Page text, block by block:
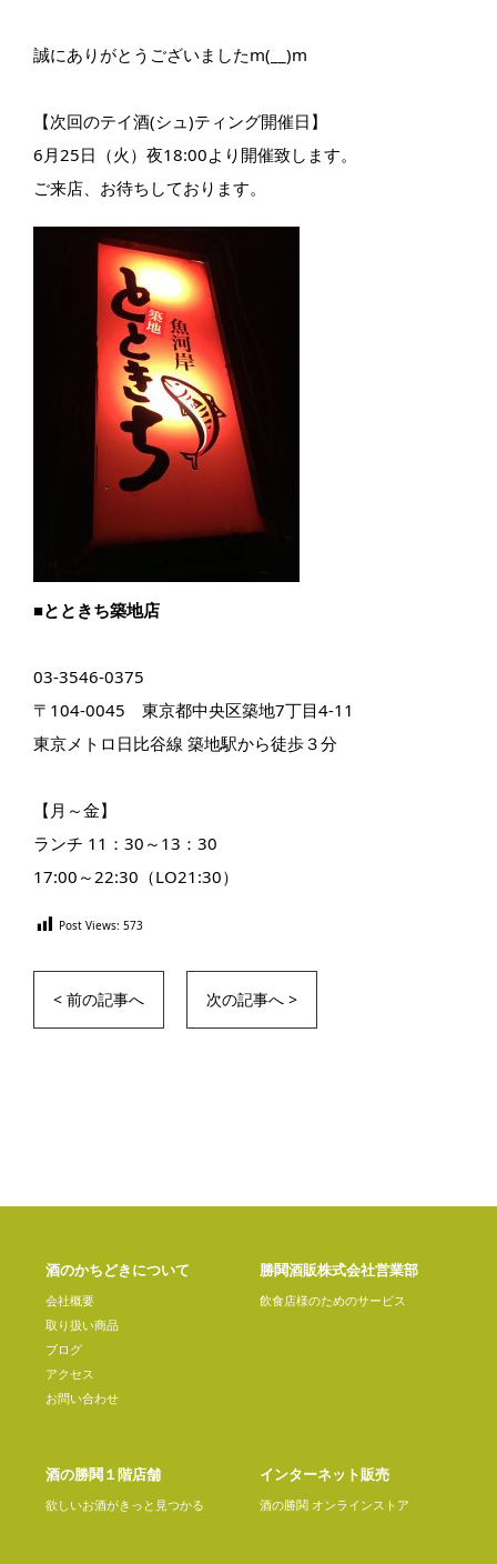
誠にありがとうございましたm(__)m
【次回のテイ酒(シュ)ティング開催日】
6月25日（火）夜18:00より開催致します。
ご来店、お待ちしております。
■とときち築地店
03-3546-0375
〒104-0045 東京都中央区築地7丁目4-11
東京メトロ日比谷線 築地駅から徒歩３分
【月～金】
ランチ 11：30～13：30
17:00～22:30（LO21:30）
Post Views: 573
< 前の記事へ 次の記事へ >
酒のかちどきについて
会社概要
取り扱い商品
ブログ
アクセス
お問い合わせ
勝鬨酒販株式会社営業部
飲食店様のためのサービス
酒の勝鬨１階店舗
欲しいお酒がきっと見つかる
インターネット販売
酒の勝鬨 オンラインストア